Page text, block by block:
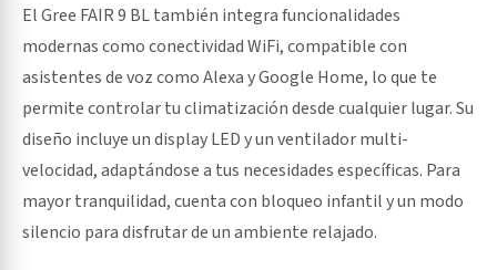
El Gree FAIR 9 BL también integra funcionalidades
modernas como conectividad WiFi, compatible con
asistentes de voz como Alexa y Google Home, lo que te
permite controlar tu climatización desde cualquier lugar. Su
diseño incluye un display LED y un ventilador multi-
velocidad, adaptándose a tus necesidades específicas. Para
mayor tranquilidad, cuenta con bloqueo infantil y un modo
silencio para disfrutar de un ambiente relajado.